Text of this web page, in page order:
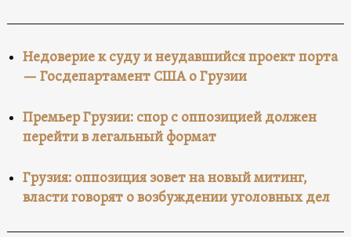
Недоверие к суду и неудавшийся проект порта
— Госдепартамент США о Грузии
Премьер Грузии: спор с оппозицией должен
перейти в легальный формат
Грузия: оппозиция зовет на новый митинг,
власти говорят о возбуждении уголовных дел